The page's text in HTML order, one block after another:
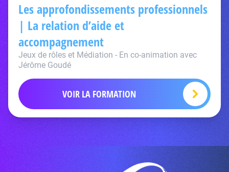
Les approfondissements professionnels
| La relation d’aide et
accompagnement
Jeux de rôles et Médiation - En co-animation avec
Jérôme Goudé
VOIR LA FORMATION